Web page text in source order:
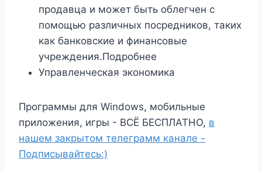
продавца и может быть облегчен с
помощью различных посредников, таких
как банковские и финансовые
учреждения.Подробнее
Управленческая экономика
Программы для Windows, мобильные
приложения, игры - ВСЁ БЕСПЛАТНО, в
нашем закрытом телеграмм канале -
Подписывайтесь:)